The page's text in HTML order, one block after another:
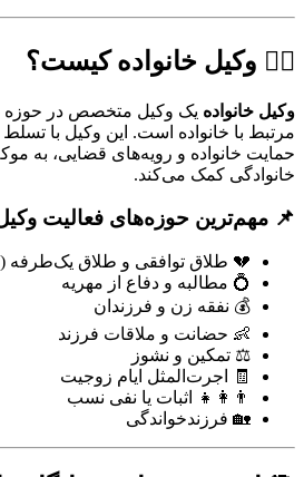
👨‍⚖️ وکیل خانواده کیست؟
وکیل خانواده یک وکیل متخصص در حوزه
مرتبط با خانواده است. این وکیل با تسلط
حمایت خانواده و رویه‌های قضایی، به
خانوادگی کمک می‌کند.
📌 مهم‌ترین حوزه‌های فعالیت
💔 طلاق توافقی و طلاق یک‌طرفه
💍 مطالبه و دفاع از مهریه
💰 نفقه زن و فرزندان
👶 حضانت و ملاقات فرزند
⚖️ تمکین و نشوز
🧾 اجرت‌المثل ایام زوجیت
👨‍👩‍👧 اثبات یا نفی نسب
🏡 فرزندخواندگی